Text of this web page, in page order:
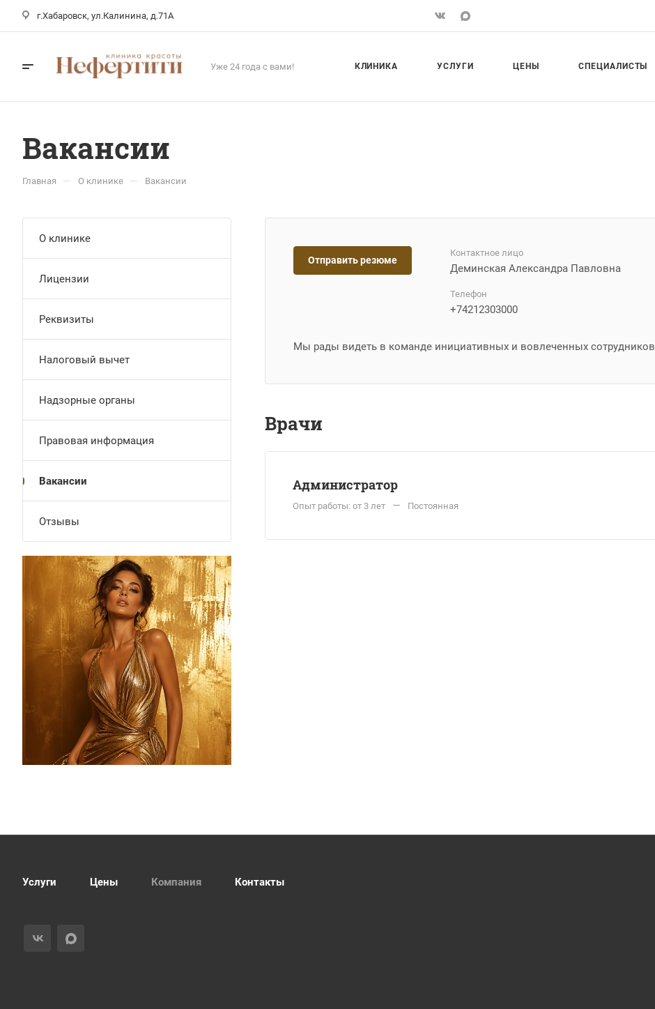
г.Хабаровск, ул.Калинина, д.71А
Уже 24 года с вами! КЛИНИКА УСЛУГИ ЦЕНЫ СПЕЦИАЛИСТЫ
Вакансии
Главная — О клинике — Вакансии
Отправить резюме
Контактное лицо
Деминская Александра Павловна
Телефон
+74212303000
Мы рады видеть в команде инициативных и вовлеченных сотрудников
Врачи
Администратор
Опыт работы: от 3 лет — Постоянная
О клинике
Лицензии
Реквизиты
Налоговый вычет
Надзорные органы
Правовая информация
Вакансии
Отзывы
Услуги Цены Компания Контакты